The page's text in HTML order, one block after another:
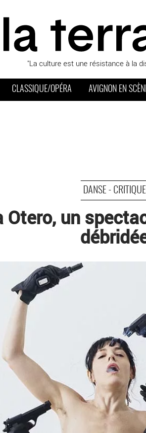
"La culture est une résistance à la
CLASSIQUE/OPÉRA AVIGNON EN
DANSE - CRITIQUE
Otero, un